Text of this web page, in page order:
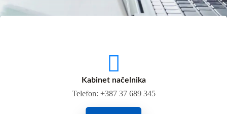
Kabinet načelnika
Telefon: +387 37 689 345